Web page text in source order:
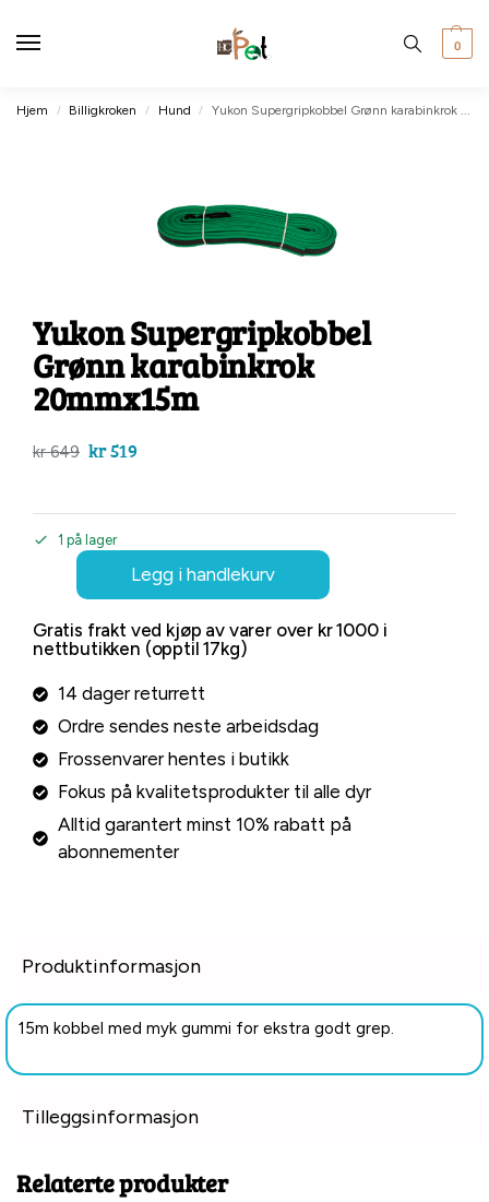
0
Hjem / Billigkroken / Hund / Yukon Supergripkobbel Grønn karabinkrok 20mmx15m
Yukon Supergripkobbel
Grønn karabinkrok
20mmx15m
kr649 kr519
1 på lager
Legg i handlekurv
Gratis frakt ved kjøp av varer over kr 1000 i
nettbutikken (opptil 17kg)
14 dager returrett
Ordre sendes neste arbeidsdag
Frossenvarer hentes i butikk
Fokus på kvalitetsprodukter til alle dyr
Alltid garantert minst 10% rabatt på
abonnementer
Produktinformasjon
15m kobbel med myk gummi for ekstra godt grep.
Tilleggsinformasjon
Relaterte produkter